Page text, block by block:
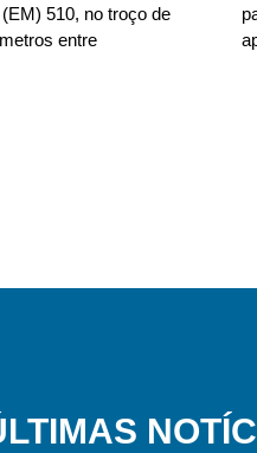
510, no troço de
entre